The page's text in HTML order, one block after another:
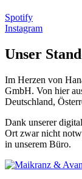
Spotify
Instagram
Unser
Im Herzen von
GmbH. Von hier
Deutschland,
Dank unserer
Ort zwar nicht
in unserem Büro.